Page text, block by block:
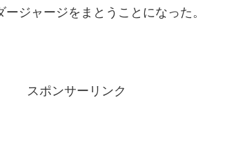
ジャージをまとうことになった。
スポンサーリンク